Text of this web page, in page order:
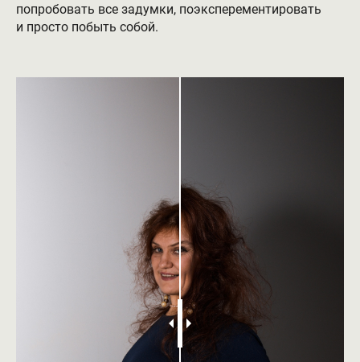
попробовать все задумки, поэксперементировать
и просто побыть собой.